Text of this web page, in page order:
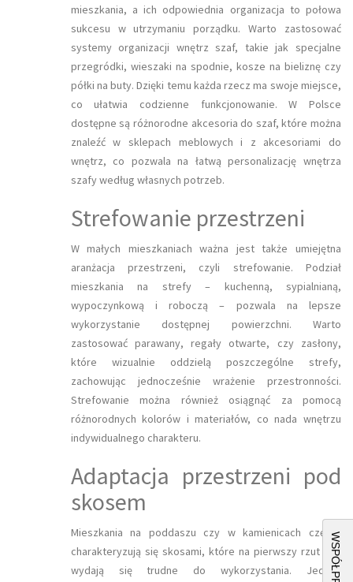
mieszkania, a ich odpowiednia organizacja to połowa
sukcesu w utrzymaniu porządku. Warto zastosować
systemy organizacji wnętrz szaf, takie jak specjalne
przegródki, wieszaki na spodnie, kosze na bieliznę czy
półki na buty. Dzięki temu każda rzecz ma swoje miejsce,
co ułatwia codzienne funkcjonowanie. W Polsce
dostępne są różnorodne akcesoria do szaf, które można
znaleźć w sklepach meblowych i z akcesoriami do
wnętrz, co pozwala na łatwą personalizację wnętrza
szafy według własnych potrzeb.
Strefowanie przestrzeni
W małych mieszkaniach ważna jest także umiejętna
aranżacja przestrzeni, czyli strefowanie. Podział
mieszkania na strefy – kuchenną, sypialnianą,
wypoczynkową i roboczą – pozwala na lepsze
wykorzystanie dostępnej powierzchni. Warto
zastosować parawany, regały otwarte, czy zasłony,
które wizualnie oddzielą poszczególne strefy,
zachowując jednocześnie wrażenie przestronności.
Strefowanie można również osiągnąć za pomocą
różnorodnych kolorów i materiałów, co nada wnętrzu
indywidualnego charakteru.
Adaptacja przestrzeni pod
skosem
Mieszkania na poddaszu czy w kamienicach często
charakteryzują się skosami, które na pierwszy rzut oka
wydają się trudne do wykorzystania. Jednak